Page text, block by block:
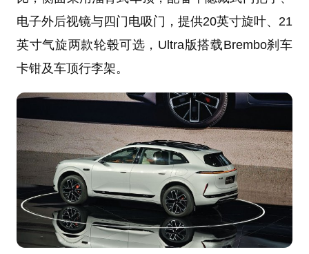
电子外后视镜与四门电吸门，提供20英寸旋叶、21
英寸气旋两款轮毂可选，Ultra版搭载Brembo刹车
卡钳及车顶行李架。